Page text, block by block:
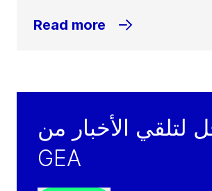
Read more
لتلقي الأخبار من
GEA